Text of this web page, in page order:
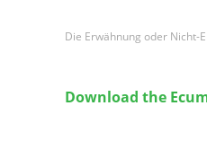
Die Erwähnung oder Nicht-
Download the